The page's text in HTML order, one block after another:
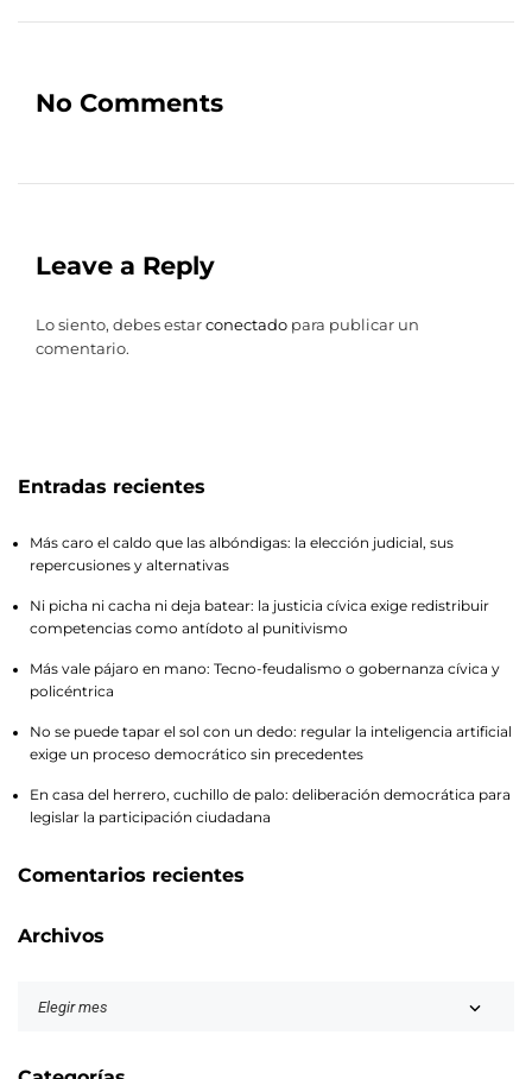
No Comments
Leave a Reply
Lo siento, debes estar conectado para publicar un
comentario.
Entradas recientes
Más caro el caldo que las albóndigas: la elección judicial, sus
repercusiones y alternativas
Ni picha ni cacha ni deja batear: la justicia cívica exige redistribuir
competencias como antídoto al punitivismo
Más vale pájaro en mano: Tecno-feudalismo o gobernanza cívica y
policéntrica
No se puede tapar el sol con un dedo: regular la inteligencia artificial
exige un proceso democrático sin precedentes
En casa del herrero, cuchillo de palo: deliberación democrática para
legislar la participación ciudadana
Comentarios recientes
Archivos